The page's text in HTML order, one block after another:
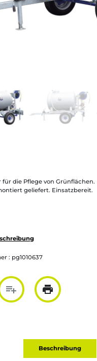
für die Pflege von Grünflächen.
geliefert. Einsatzbereit.
: pg1010637
par mail
playlist_add
Ajouter à la liste
print
Imprimer
Beschreibung